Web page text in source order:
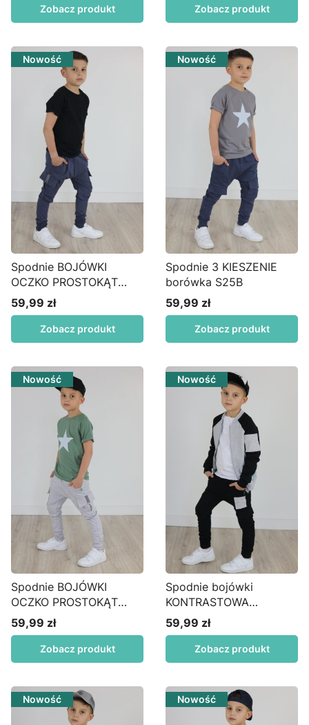
Zobacz produkt Zobacz produkt
Nowość
Spodnie BOJÓWKI
OCZKO PROSTOKĄT
wysoki MANKIET
borówka
Cena
59,99 zł
Zobacz produkt
Nowość
Spodnie 3 KIESZENIE
borówka S25B
Cena
59,99 zł
Zobacz produkt
Nowość
Spodnie BOJÓWKI
OCZKO PROSTOKĄT
wysoki MANKIET szary
melanż
Cena
59,99 zł
Zobacz produkt
Nowość
Spodnie bojówki
KONTRASTOWA
KIESZONKA czarne S45
Cena
59,99 zł
Zobacz produkt
Nowość Nowość